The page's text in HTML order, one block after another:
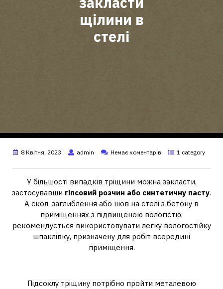
щілини в
стелі
8 Квітня, 2023 admin Немає коментарів 1 category
У більшості випадків тріщини можна закласти,
застосувавши гіпсовий розчин або синтетичну пасту.
А скол, заглиблення або шов на стелі з бетону в
приміщеннях з підвищеною вологістю,
рекомендується використовувати легку вологостійку
шпаклівку, призначену для робіт всередині
приміщення.
Підсохлу тріщину потрібно пройти металевою